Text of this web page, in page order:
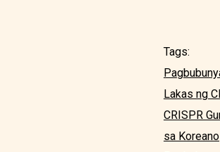
Tags:
Lakas ng
CRISPR
sa Koreano